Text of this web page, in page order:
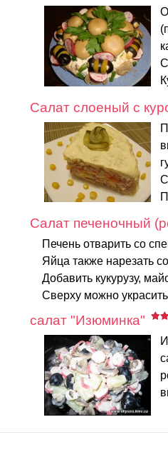
Салат слоеный с
Салат печеночный
Печень отварить со
Яйца также нарезать
Добавить кукурузу,
Сверху можно
салат "Изюминка"